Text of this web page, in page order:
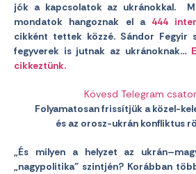
jók a kapcsolatok az ukránokkal.
mondatok hangoznak el a 444
cikként tettek közzé. Sándor Fegyir
fegyverek is jutnak az ukránoknak…
cikkeztünk.
Kövesd Telegram
Folyamatosan frissítjük a közel-
és az orosz-ukrán konfliktus
„És milyen a helyzet az
„nagypolitika” szintjén? Korábban